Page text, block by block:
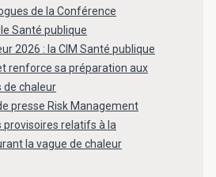
de la Conférence
Santé publique
2026 : la CIM Santé publique
renforce sa préparation aux
de chaleur
presse Risk Management
provisoires relatifs à la
la vague de chaleur